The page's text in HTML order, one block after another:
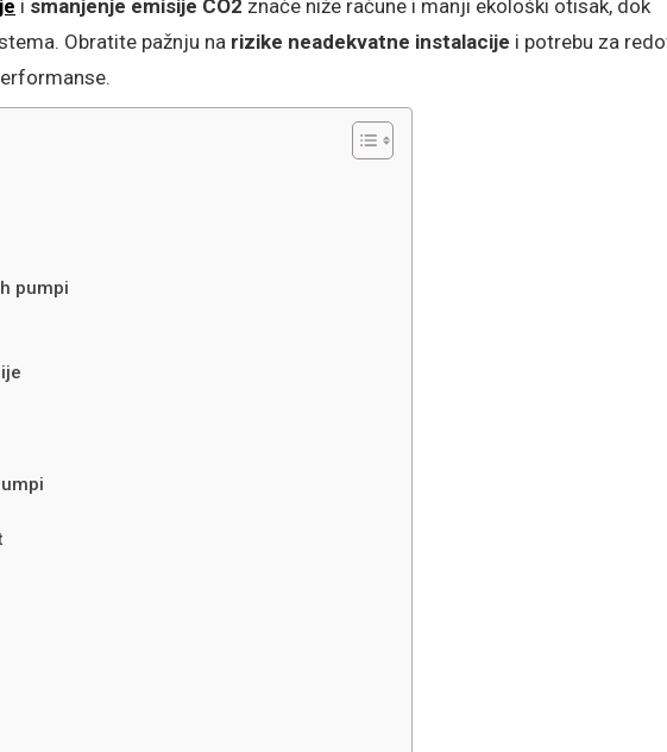
i smanjenje emisije CO2 znače niže račune i manji ekološki otisak, dok
Obratite pažnju na rizike neadekvatne instalacije i potrebu za
pumpi